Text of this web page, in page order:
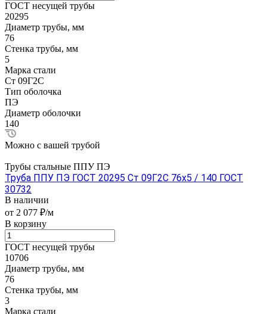
ГОСТ несущей трубы
20295
Диаметр трубы, мм
76
Стенка трубы, мм
5
Марка стали
Ст 09Г2С
Тип оболочка
ПЭ
Диаметр оболочки
140
Можно с вашей трубой
Трубы стальные ППУ ПЭ
Труба ППУ ПЭ ГОСТ 20295 Ст 09Г2С 76x5 / 140 ГОСТ
30732
В наличии
от 2 077 ₽/м
В корзину
ГОСТ несущей трубы
10706
Диаметр трубы, мм
76
Стенка трубы, мм
3
Марка стали